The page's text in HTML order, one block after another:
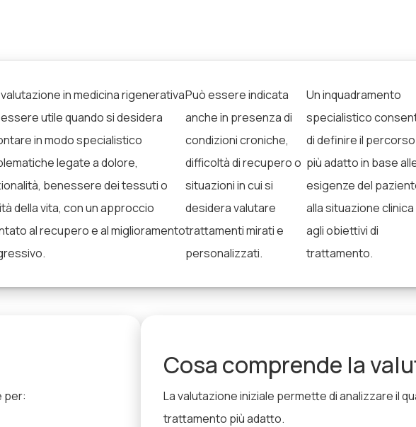
in medicina rigenerativa
utile quando si desidera
in modo specialistico
legate a dolore,
benessere dei tessuti o
della vita, con un approccio
al recupero e al miglioramento
Può essere indicata
anche in presenza di
condizioni croniche,
difficoltà di recupero o
situazioni in cui si
desidera valutare
trattamenti mirati e
personalizzati.
Un inquadramento
specialistico
di definire il percorso
più adatto in base
esigenze del
alla situazione clinica
agli obiettivi di
trattamento.
per:
Cosa comprende la
La valutazione iniziale permette di analizzare il
trattamento più adatto.